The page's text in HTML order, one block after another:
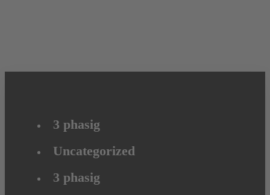
3 phasig
Uncategorized
3 phasig